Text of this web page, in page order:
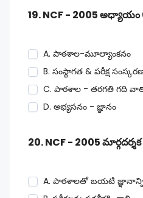
19. NCF - 2005 అధ్యాయం
A. పాఠశాల-మూల్యాంకనం
B. సంస్థాగత & పరీక్ష
C. పాఠశాల - తరగతి గది
D. అభ్యసనం - జ్ఞానం
20. NCF - 2005
A. పాఠశాలతో బయటి